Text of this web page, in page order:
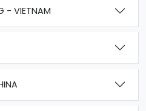
- VIETNAM